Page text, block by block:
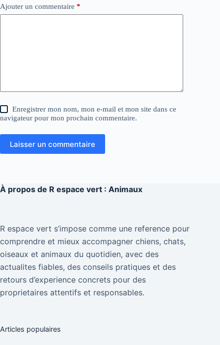
Ajouter un commentaire *
Enregistrer mon nom, mon e-mail et mon site dans ce
navigateur pour mon prochain commentaire.
Laisser un commentaire
À propos de R espace vert : Animaux
R espace vert s’impose comme une reference pour
comprendre et mieux accompagner chiens, chats,
oiseaux et animaux du quotidien, avec des
actualites fiables, des conseils pratiques et des
retours d’experience concrets pour des
proprietaires attentifs et responsables.
Articles populaires